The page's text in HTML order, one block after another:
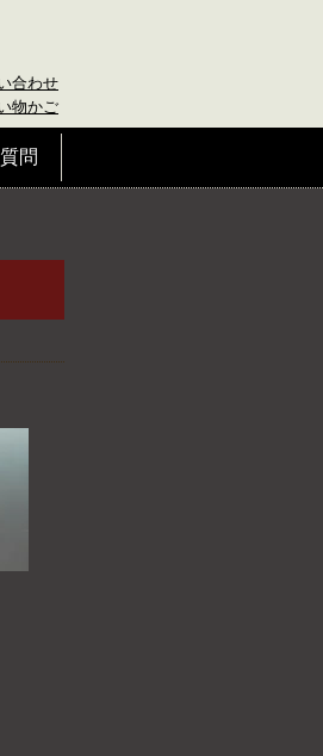
合わせ
物かご
問